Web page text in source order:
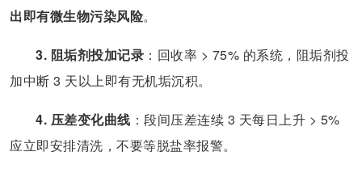
出即有微生物污染风险。
3. 阻垢剂投加记录 ：回收率 > 75% 的系统，阻垢剂投
加中断 3 天以上即有无机垢沉积。
4. 压差变化曲线 ：段间压差连续 3 天每日上升 > 5%
应立即安排清洗，不要等脱盐率报警。